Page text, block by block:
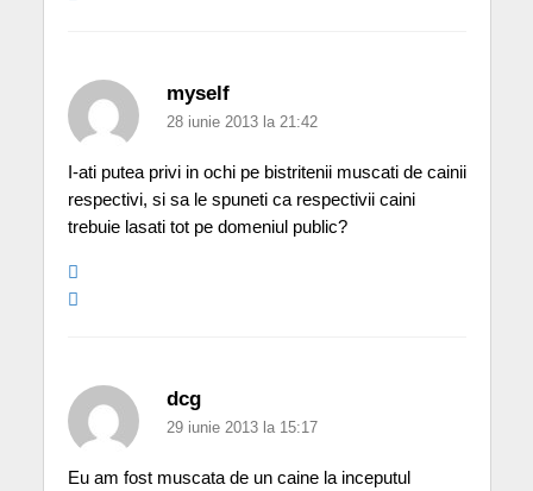
myself
28 iunie 2013 la 21:42
I-ati putea privi in ochi pe bistritenii muscati de cainii
respectivi, si sa le spuneti ca respectivii caini
trebuie lasati tot pe domeniul public?
dcg
29 iunie 2013 la 15:17
Eu am fost muscata de un caine la inceputul